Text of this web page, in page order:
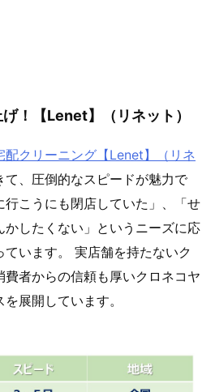
！【Lenet】（リネット）
配クリーニング【Lenet】（リネ
て、圧倒的なスピードが魅力で
こうにも閉店していた」、「せ
かしたくない」というニーズに応
ています。 実店舗を持たないク
費者からの信頼も厚いクロネコヤ
展開しています。